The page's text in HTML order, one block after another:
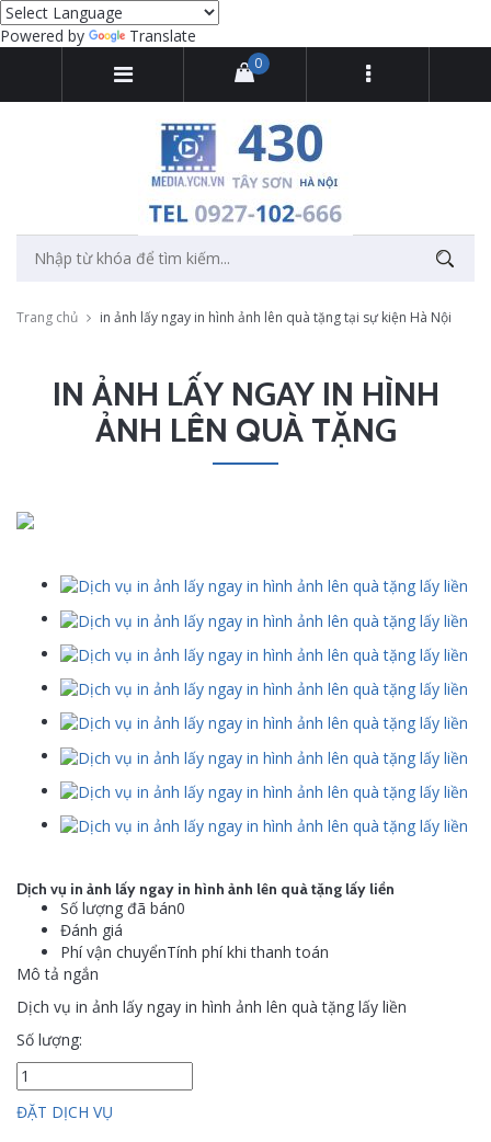
Powered by Translate
0
Trang chủ in ảnh lấy ngay in hình ảnh lên quà tặng tại sự kiện Hà Nội
IN ẢNH LẤY NGAY IN HÌNH
ẢNH LÊN QUÀ TẶNG
Dịch vụ in ảnh lấy ngay in hình ảnh lên quà tặng lấy liền
Số lượng đã bán0
Đánh giá
Phí vận chuyểnTính phí khi thanh toán
Mô tả ngắn
Dịch vụ in ảnh lấy ngay in hình ảnh lên quà tặng lấy liền
Số lượng:
ĐẶT DỊCH VỤ